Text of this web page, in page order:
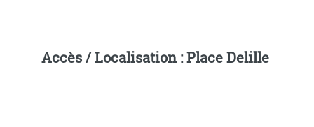
Accès / Localisation : Place Delille